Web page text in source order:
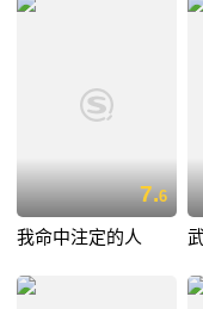
7.6
我命中注定的人